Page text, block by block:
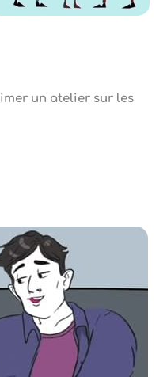
un atelier sur les